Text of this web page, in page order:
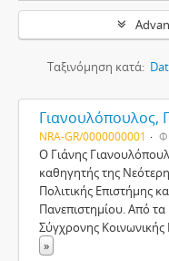
Ταξινόμηση κατά:
Γιανουλόπουλος,
NRA-GR/0000000001
Ο Γιάνης
καθηγητής της
Πολιτικής Επιστήμης
Πανεπιστημίου. Από
Σύγχρονης Κοινωνικής
»